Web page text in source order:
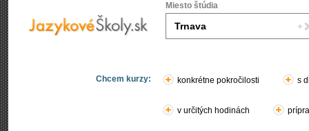
Miesto štúdia
Chcem kurzy: konkrétne pokročilosti s
v určitých hodinách